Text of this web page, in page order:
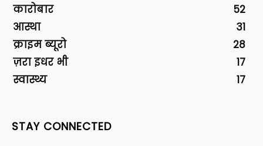
कारोबार
52
आस्था
31
क्राइम ब्यूरो
28
ज़रा इधर भी
17
स्वास्थ्य
17
STAY CONNECTED